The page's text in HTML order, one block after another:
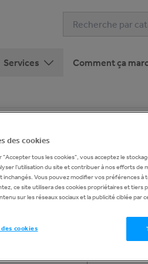
Services Comment ça
125
1de
des cookies
"Accepter tous les cookies", vous acceptez le
l'utilisation du site et contribuer à nos efforts de
Vous pouvez modifier vos préférences à
ce site utilisera des cookies propriétaires et
sur les réseaux sociaux et la publicité ciblée par
cookies